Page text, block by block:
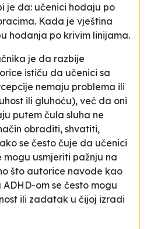
je da: učenici hodaju po
Kada je vještina
hodanja po krivim linijama.
je da razbije
ističu da učenici sa
nemaju problema ili
ili gluhoću), već da oni
putem čula sluha ne
obraditi, shvatiti,
se često čuje da učenici
mogu usmjeriti pažnju na
što autorice navode kao
ADHD-om se često mogu
ili zadatak u čijoj izradi